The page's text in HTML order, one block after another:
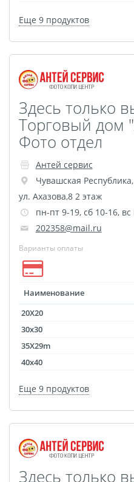
Папки
Печать подарочных
Холст-Декор на
Выпускные виньетки
Рамки
Багет
Портрет ветерана
Бокс для карточек
Инстамагнит
Трюмо
Для животных
Фото на медальнице
Коробки и пакеты
(упаковка)
Вышивка на бейсболке
Воздушные шары
Фотокубик
Печать файлов
Плакат мечты
Фотогравировка
Детская метрика
Еще 9 продуктов
Здесь только
Торговый дом
Фото отдел
Антей сервис
Чувашская Республика,
ул. Ахазова,8 2 этаж
пн-пт 9-19, сб 10-16,
202358@mail.ru
Варианты оплаты
Наименование
20X20
30x30
35X29m
40x40
Еще 9 продуктов
Здесь только